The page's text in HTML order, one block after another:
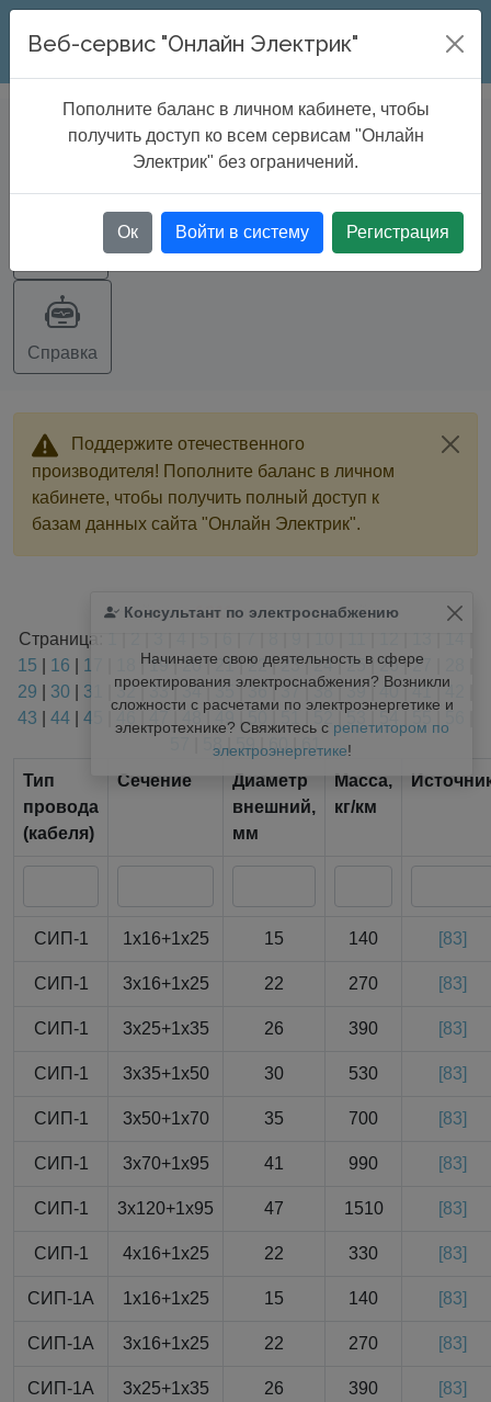
ONLINE ELECTRIC
БАЗА ДАННЫХ >Диаметры и масса
проводов и кабелей
Справка
Поддержите отечественного
производителя! Пополните баланс в личном
кабинете, чтобы получить полный доступ к
базам данных сайта "Онлайн Электрик".
Консультант по электроснабжению
Начинаете свою деятельность в сфере
проектирования электроснабжения? Возникли
сложности с расчетами по электроэнергетике и
электротехнике? Свяжитесь с репетитором по
электроэнергетике!
Найдено1811из1811записей.
Страница:
15
16 17 |19|20|21|22|23|24|25 |26|27
29
30 31 |32|33|34|35 |36|37|38|39| 40|41|42
43
44 45 | 49 |50 | 54
58 |59|60|61
Тип
провода
(кабеля)
Сечение
Диаметр
внешний,
мм
Масса,
кг/км
СИП-1 1x16+1x25 15 140 [83]
СИП-1 3x16+1x25 22 270 [83]
СИП-1 3x25+1x35 26 390 [83]
СИП-1 3x35+1x50 30 530 [83]
СИП-1 3x50+1x70 35 700 [83]
СИП-1 3x70+1x95 41 990 [83]
СИП-1 3x120+1x95 47 1510 [83]
СИП-1 4x16+1x25 22 330 [83]
СИП-1А 1x16+1x25 15 140 [83]
СИП-1А 3x16+1x25 22 270 [83]
СИП-1А 3x25+1x35 26 390 [83]
Веб-сервис "Онлайн Электрик"
Пополните баланс в личном кабинете, чтобы
получить доступ ко всем сервисам "Онлайн
Электрик" без ограничений.
Ок Войти в систему Регистрация